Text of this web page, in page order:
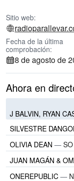
Sitio web:
Fecha de la última
comprobación:
8 de agosto de
Ahora en
J BALVIN, RYAN
SILVESTRE
OLIVIA DEAN —
JUAN MAGÁN &
ONEREPUBLIC —